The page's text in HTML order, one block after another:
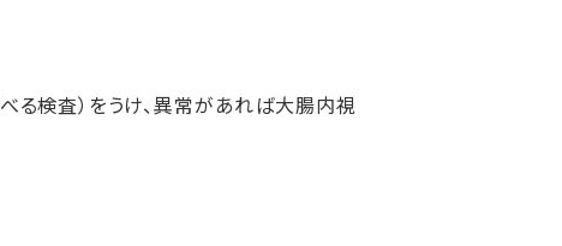
る検査）をうけ、異常があれば大腸内視